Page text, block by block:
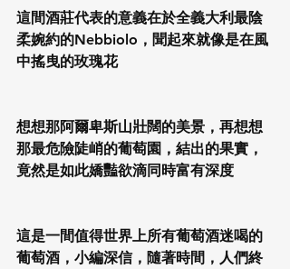
這間酒莊代表的意義在於全義大利最陰
柔婉約的Nebbiolo，聞起來就像是在風
中搖曳的玫瑰花
想想那阿爾卑斯山壯闊的美景，再想想
那最危險陡峭的葡萄園，結出的果實，
竟然是如此嬌豔欲滴同時富有深度
這是一間值得世界上所有葡萄酒迷喝的
葡萄酒，小編深信，隨著時間，人們終